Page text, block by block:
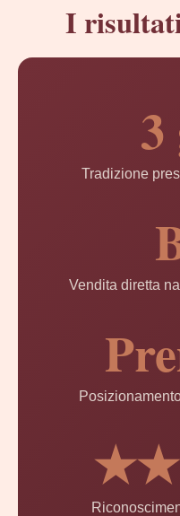
I
3
Tradizione
Vendita diretta